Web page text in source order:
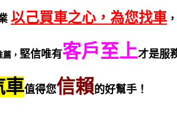
以己買車之心，為您找車
， 堅信唯有客戶至上才是服
車值得您信賴 的好幫手！